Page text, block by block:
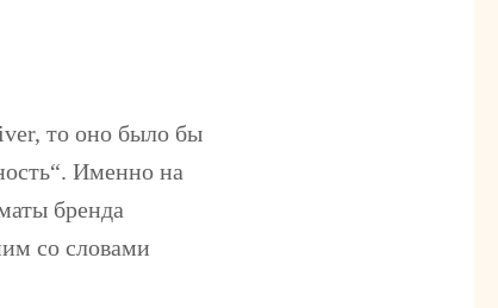
то оно было бы
Именно на
бренда
со словами